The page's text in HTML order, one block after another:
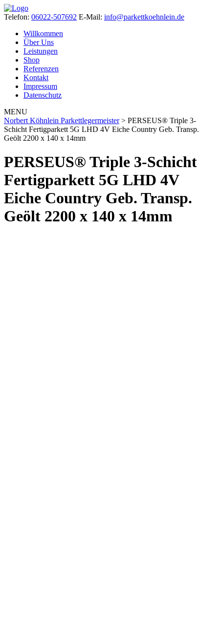
Telefon: 06022-507692 E-Mail: info@parkettkoehnlein.de
Willkommen
Über Uns
Leistungen
Shop
Referenzen
Kontakt
Impressum
Datenschutz
MENU
Norbert Köhnlein Parkettlegermeister> PERSEUS® Triple 3-
Schicht Fertigparkett 5G LHD 4V Eiche Country Geb. Transp.
Geölt 2200 x 140 x 14mm
PERSEUS® Triple 3-Schicht
Fertigparkett 5G LHD 4V
Eiche Country Geb. Transp.
Geölt 2200 x 140 x 14mm